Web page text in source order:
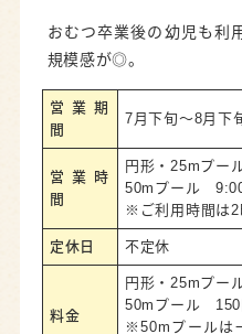
おむつ卒業後の幼児も利
規模感が◎。
営業期
間
7月下旬～8月下
営業時
間
円形・25mプ
50mプール
※ご利用時間は2
定休日 不定休
料金
円形・25mプー
50mプール 150
※50mプールは